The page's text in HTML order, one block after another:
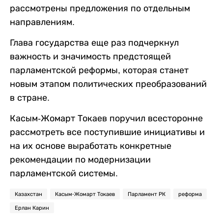
рассмотрены предложения по отдельным
направлениям.
Глава государства еще раз подчеркнул
важность и значимость предстоящей
парламентской реформы, которая станет
новым этапом политических преобразований
в стране.
Касым-Жомарт Токаев поручил всесторонне
рассмотреть все поступившие инициативы и
на их основе выработать конкретные
рекомендации по модернизации
парламентской системы.
Казахстан Касым-Жомарт Токаев Парламент РК реформа
Ерлан Карин